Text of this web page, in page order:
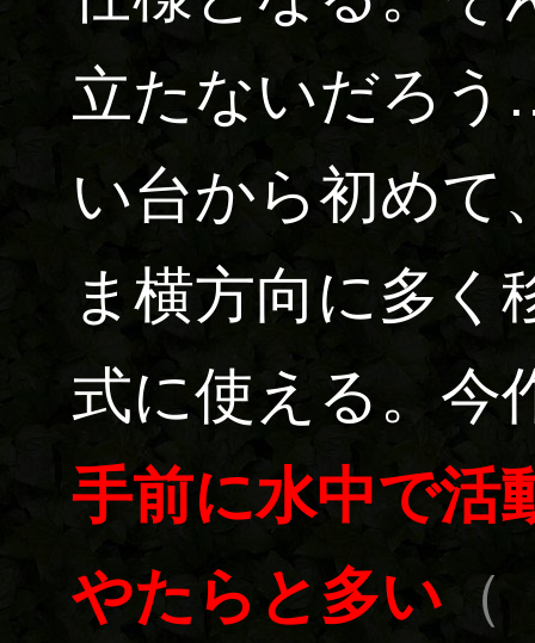
立たないだろう
い台から初めて
ま横方向に多く
式に使える。今
手前に水中で活
やたらと多い （